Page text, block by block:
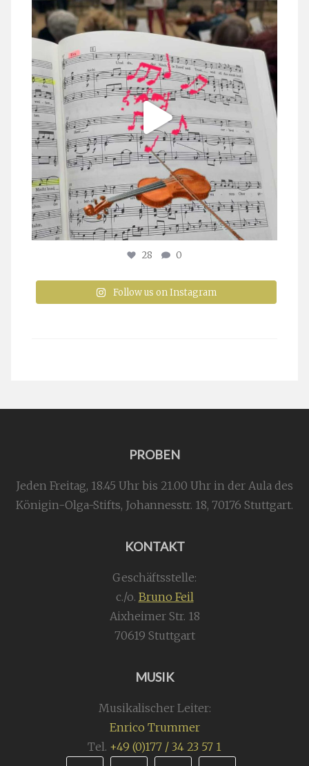
stuttgarter_oratorienchor
Juli 23
28 0
Follow us on Instagram
PROBEN
Jeden Freitag, 18.45 Uhr bis 21.00 Uhr in der Aula des
Königin-Olga-Stifts, Johannesstr. 18, 70176 Stuttgart.
KONTAKT
Geschäftsstelle:
c./o. Bruno Feil
Aixheimer Str. 18
70619 Stuttgart
MUSIK
Musikalischer Leiter:
Enrico Trummer
Tel. +49 (0)177 / 34 23 57 1